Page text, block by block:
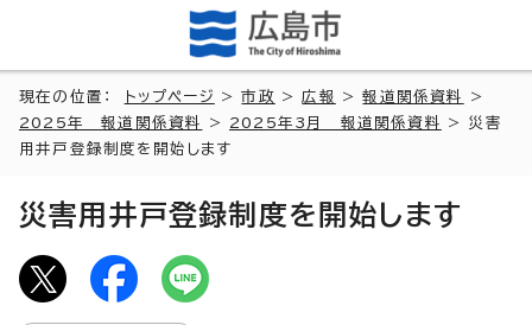
現在の位置： トップページ >市政 >広報 >報道関係資料
>
2025年 報道関係資料
> 2025年3月 報道関係資料
> 災害
用井戸登録制度を開始します
災害用井戸登録制度を開始します